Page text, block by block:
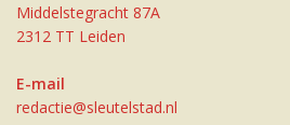
Middelstegracht 87A
2312 TT Leiden
E-mail
redactie@sleutelstad.nl